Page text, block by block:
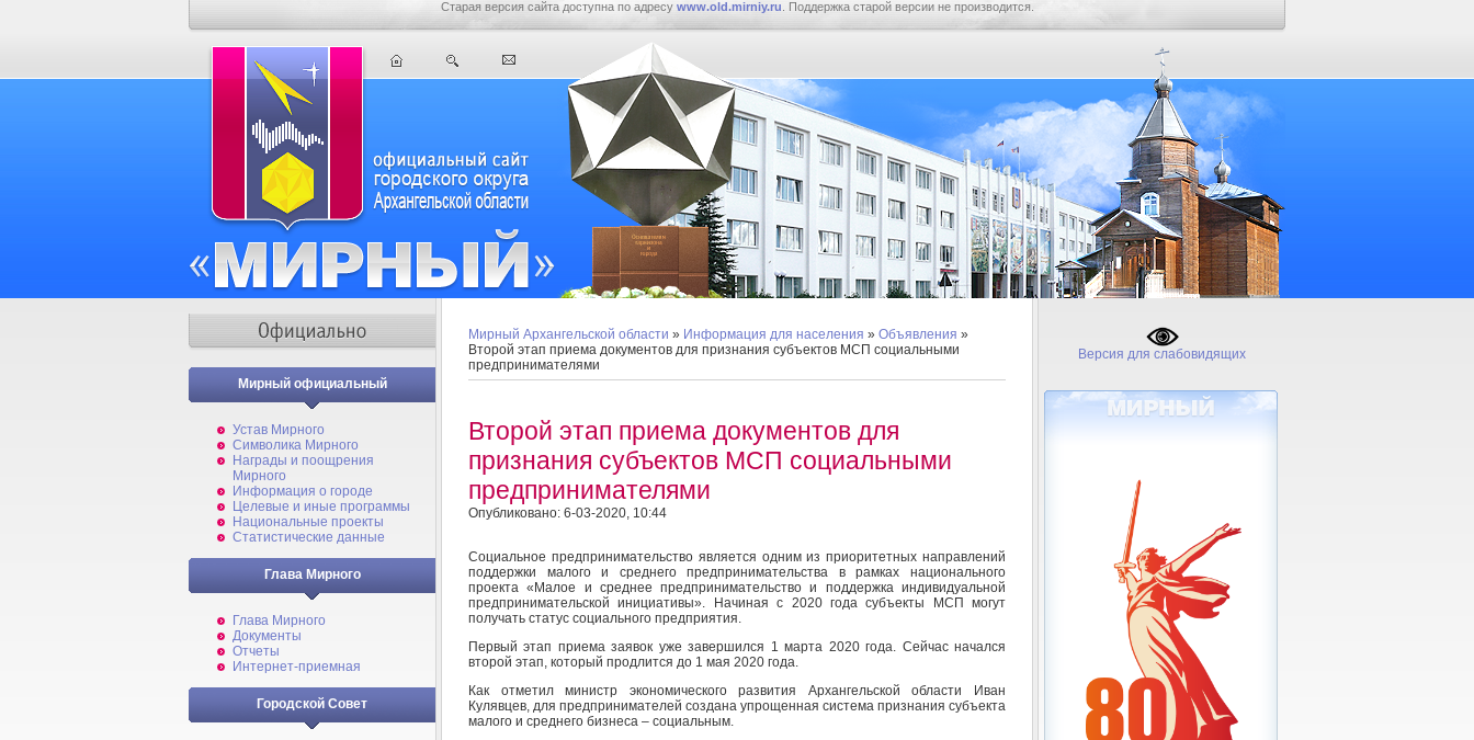
Старая версия сайта доступна по адресу www.old.mirniy.ru . Поддержка старой версии не производится.
Мирный официальный
Устав Мирного
Символика Мирного
Награды и поощрения
Мирного
Информация о городе
Целевые и иные программы
Национальные проекты
Статистические данные
Глава Мирного
Глава Мирного
Документы
Отчеты
Интернет-приемная
Городской Совет
Мирный Архангельской области » Информация для населения » Объявления »
Второй этап приема документов для признания субъектов МСП социальными
предпринимателями
Второй этап приема документов для
признания субъектов МСП социальными
предпринимателями
Опубликовано: 6-03-2020, 10:44
Социальное предпринимательство является одним из приоритетных направлений
поддержки малого и среднего предпринимательства в рамках национального
проекта «Малое и среднее предпринимательство и поддержка индивидуальной
предпринимательской инициативы». Начиная с 2020 года субъекты МСП могут
получать статус социального предприятия.
Первый этап приема заявок уже завершился 1 марта 2020 года. Сейчас начался
второй этап, который продлится до 1 мая 2020 года.
Как отметил министр экономического развития Архангельской области Иван
Кулявцев, для предпринимателей создана упрощенная система признания субъекта
малого и среднего бизнеса – социальным.
Версия для слабовидящих